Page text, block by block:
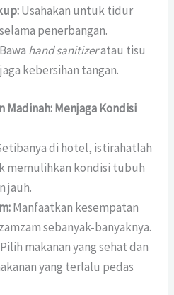
Usahakan untuk tidur
penerbangan.
Bawa hand sanitizeratau tisu
kebersihan tangan.
Madinah: Menjaga Kondisi
di hotel, istirahatlah
memulihkan kondisi tubuh
jauh.
Manfaatkan kesempatan
sebanyak-banyaknya.
Pilih makanan yang sehat dan
yang terlalu pedas